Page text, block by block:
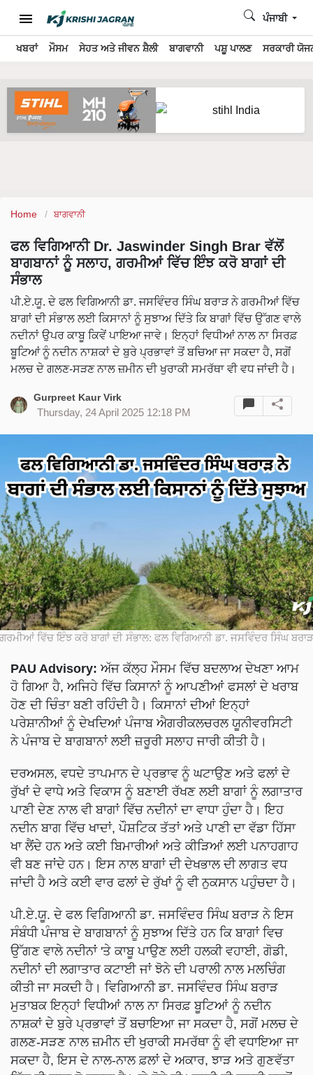
ਖਬਰਾਂ ਮੌਸਮ ਸੇਹਤ ਅਤੇ ਜੀਵਨ ਸ਼ੈਲੀ ਬਾਗਵਾਨੀ ਪਸ਼ੂ ਪਾਲਣ ਸਰਕਾਰੀ
ਪੰਜਾਬੀ
Home ਬਾਗਵਾਨੀ
ਫਲ ਵਿਗਿਆਨੀ Dr. Jaswinder Singh Brar ਵੱਲੋਂ
ਬਾਗਬਾਨਾਂ ਨੂੰ ਸਲਾਹ, ਗਰਮੀਆਂ ਵਿੱਚ ਇੰਝ ਕਰੋ ਬਾਗਾਂ ਦੀ
ਸੰਭਾਲ
ਪੀ.ਏ.ਯੂ. ਦੇ ਫਲ ਵਿਗਿਆਨੀ ਡਾ. ਜਸਵਿੰਦਰ ਸਿੰਘ ਬਰਾੜ ਨੇ ਗਰਮੀਆਂ ਵਿੱਚ
ਬਾਗਾਂ ਦੀ ਸੰਭਾਲ ਲਈ ਕਿਸਾਨਾਂ ਨੂੰ ਸੁਝਾਅ ਦਿੱਤੇ ਕਿ ਬਾਗਾਂ ਵਿੱਚ ਉੱਗਣ ਵਾਲੇ
ਨਦੀਨਾਂ ਉਪਰ ਕਾਬੂ ਕਿਵੇਂ ਪਾਇਆ ਜਾਵੇ। ਇਨ੍ਹਾਂ ਵਿਧੀਆਂ ਨਾਲ ਨਾ ਸਿਰਫ਼
ਬੂਟਿਆਂ ਨੂੰ ਨਦੀਨ ਨਾਸ਼ਕਾਂ ਦੇ ਬੁਰੇ ਪ੍ਰਭਾਵਾਂ ਤੋਂ ਬਚਿਆ ਜਾ ਸਕਦਾ ਹੈ, ਸਗੋਂ
ਮਲਚ ਦੇ ਗਲਣ-ਸੜਣ ਨਾਲ ਜ਼ਮੀਨ ਦੀ ਖੁਰਾਕੀ ਸਮਰੱਥਾ ਵੀ ਵਧ ਜਾਂਦੀ ਹੈ।
Gurpreet Kaur Virk
Thursday, 24 April 2025 12:18 PM
ਗਰਮੀਆਂ ਵਿੱਚ ਇੰਝ ਕਰੋ ਬਾਗਾਂ ਦੀ ਸੰਭਾਲ: ਫਲ ਵਿਗਿਆਨੀ ਡਾ. ਜਸਵਿੰਦਰ ਸਿੰਘ ਬਰਾੜ
PAU Advisory: ਅੱਜ ਕੱਲ੍ਹ ਮੌਸਮ ਵਿੱਚ ਬਦਲਾਅ ਦੇਖਣਾ ਆਮ
ਹੋ ਗਿਆ ਹੈ, ਅਜਿਹੇ ਵਿੱਚ ਕਿਸਾਨਾਂ ਨੂੰ ਆਪਣੀਆਂ ਫਸਲਾਂ ਦੇ ਖਰਾਬ
ਹੋਣ ਦੀ ਚਿੰਤਾ ਬਣੀ ਰਹਿੰਦੀ ਹੈ। ਕਿਸਾਨਾਂ ਦੀਆਂ ਇਨ੍ਹਾਂ
ਪਰੇਸ਼ਾਨੀਆਂ ਨੂੰ ਦੇਖਦਿਆਂ ਪੰਜਾਬ ਐਗਰੀਕਲਚਰਲ ਯੂਨੀਵਰਸਿਟੀ
ਨੇ ਪੰਜਾਬ ਦੇ ਬਾਗਬਾਨਾਂ ਲਈ ਜ਼ਰੂਰੀ ਸਲਾਹ ਜਾਰੀ ਕੀਤੀ ਹੈ।
ਦਰਅਸਲ, ਵਧਦੇ ਤਾਪਮਾਨ ਦੇ ਪ੍ਰਭਾਵ ਨੂੰ ਘਟਾਉਣ ਅਤੇ ਫਲਾਂ ਦੇ
ਰੁੱਖਾਂ ਦੇ ਵਾਧੇ ਅਤੇ ਵਿਕਾਸ ਨੂੰ ਬਣਾਈ ਰੱਖਣ ਲਈ ਬਾਗਾਂ ਨੂੰ ਲਗਾਤਾਰ
ਪਾਣੀ ਦੇਣ ਨਾਲ ਵੀ ਬਾਗਾਂ ਵਿੱਚ ਨਦੀਨਾਂ ਦਾ ਵਾਧਾ ਹੁੰਦਾ ਹੈ। ਇਹ
ਨਦੀਨ ਬਾਗ ਵਿੱਚ ਖਾਦਾਂ, ਪੌਸ਼ਟਿਕ ਤੱਤਾਂ ਅਤੇ ਪਾਣੀ ਦਾ ਵੱਡਾ ਹਿੱਸਾ
ਖਾ ਲੈਂਦੇ ਹਨ ਅਤੇ ਕਈ ਬਿਮਾਰੀਆਂ ਅਤੇ ਕੀੜਿਆਂ ਲਈ ਪਨਾਹਗਾਹ
ਵੀ ਬਣ ਜਾਂਦੇ ਹਨ। ਇਸ ਨਾਲ ਬਾਗਾਂ ਦੀ ਦੇਖਭਾਲ ਦੀ ਲਾਗਤ ਵਧ
ਜਾਂਦੀ ਹੈ ਅਤੇ ਕਈ ਵਾਰ ਫਲਾਂ ਦੇ ਰੁੱਖਾਂ ਨੂੰ ਵੀ ਨੁਕਸਾਨ ਪਹੁੰਚਦਾ ਹੈ।
ਪੀ.ਏ.ਯੂ. ਦੇ ਫਲ ਵਿਗਿਆਨੀ ਡਾ. ਜਸਵਿੰਦਰ ਸਿੰਘ ਬਰਾੜ ਨੇ ਇਸ
ਸੰਬੰਧੀ ਪੰਜਾਬ ਦੇ ਬਾਗਬਾਨਾਂ ਨੂੰ ਸੁਝਾਅ ਦਿੱਤੇ ਹਨ ਕਿ ਬਾਗਾਂ ਵਿਚ
ਉੱਗਣ ਵਾਲੇ ਨਦੀਨਾਂ 'ਤੇ ਕਾਬੂ ਪਾਉਣ ਲਈ ਹਲਕੀ ਵਹਾਈ, ਗੋਡੀ,
ਨਦੀਨਾਂ ਦੀ ਲਗਾਤਾਰ ਕਟਾਈ ਜਾਂ ਝੋਨੇ ਦੀ ਪਰਾਲੀ ਨਾਲ ਮਲਚਿੰਗ
ਕੀਤੀ ਜਾ ਸਕਦੀ ਹੈ। ਵਿਗਿਆਨੀ ਡਾ. ਜਸਵਿੰਦਰ ਸਿੰਘ ਬਰਾੜ
ਮੁਤਾਬਕ ਇਨ੍ਹਾਂ ਵਿਧੀਆਂ ਨਾਲ ਨਾ ਸਿਰਫ਼ ਬੂਟਿਆਂ ਨੂੰ ਨਦੀਨ
ਨਾਸ਼ਕਾਂ ਦੇ ਬੁਰੇ ਪ੍ਰਭਾਵਾਂ ਤੋਂ ਬਚਾਇਆ ਜਾ ਸਕਦਾ ਹੈ, ਸਗੋਂ ਮਲਚ ਦੇ
ਗਲਣ-ਸੜਣ ਨਾਲ ਜ਼ਮੀਨ ਦੀ ਖੁਰਾਕੀ ਸਮਰੱਥਾ ਨੂੰ ਵੀ ਵਧਾਇਆ ਜਾ
ਸਕਦਾ ਹੈ, ਇਸ ਦੇ ਨਾਲ-ਨਾਲ ਫ਼ਲਾਂ ਦੇ ਅਕਾਰ, ਝਾੜ ਅਤੇ ਗੁਣਵੱਤਾ